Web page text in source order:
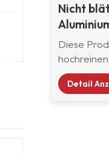
Nicht
Diese
Detail